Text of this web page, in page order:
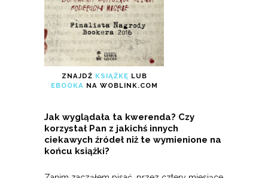
ZNAJDŹ KSIĄŻKĘ LUB
EBOOKA NA WOBLINK.COM
Jak wyglądała ta kwerenda? Czy
korzystał Pan z jakichś innych
ciekawych źródeł niż te wymienione na
końcu książki?